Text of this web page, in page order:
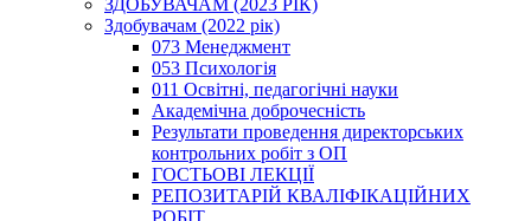
ЗДОБУВАЧАМ (2023 РІК)
Здобувачам (2022 рік)
073 Менеджмент
053 Психологія
011 Освітні, педагогічні науки
Академічна доброчесність
Результати проведення директорських
контрольних робіт з ОП
ГОСТЬОВІ ЛЕКЦІЇ
РЕПОЗИТАРІЙ КВАЛІФІКАЦІЙНИХ
РОБІТ